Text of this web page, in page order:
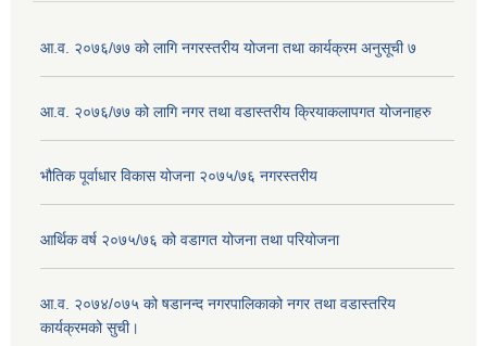
आ.व. २०७६/७७ को लागि नगरस्तरीय योजना तथा कार्यक्रम अनुसूची ७
आ.व. २०७६/७७ को लागि नगर तथा वडास्तरीय क्रियाकलापगत योजनाहरु
भौतिक पूर्वाधार विकास योजना २०७५/७६ नगरस्तरीय
आर्थिक वर्ष २०७५/७६ को वडागत योजना तथा परियोजना
आ.व. २०७४/०७५ को षडानन्द नगरपालिकाको नगर तथा वडास्तरिय
कार्यक्रमको सुची।